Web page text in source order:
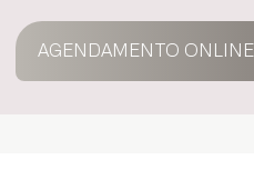
AGENDAMENTO ONLINE